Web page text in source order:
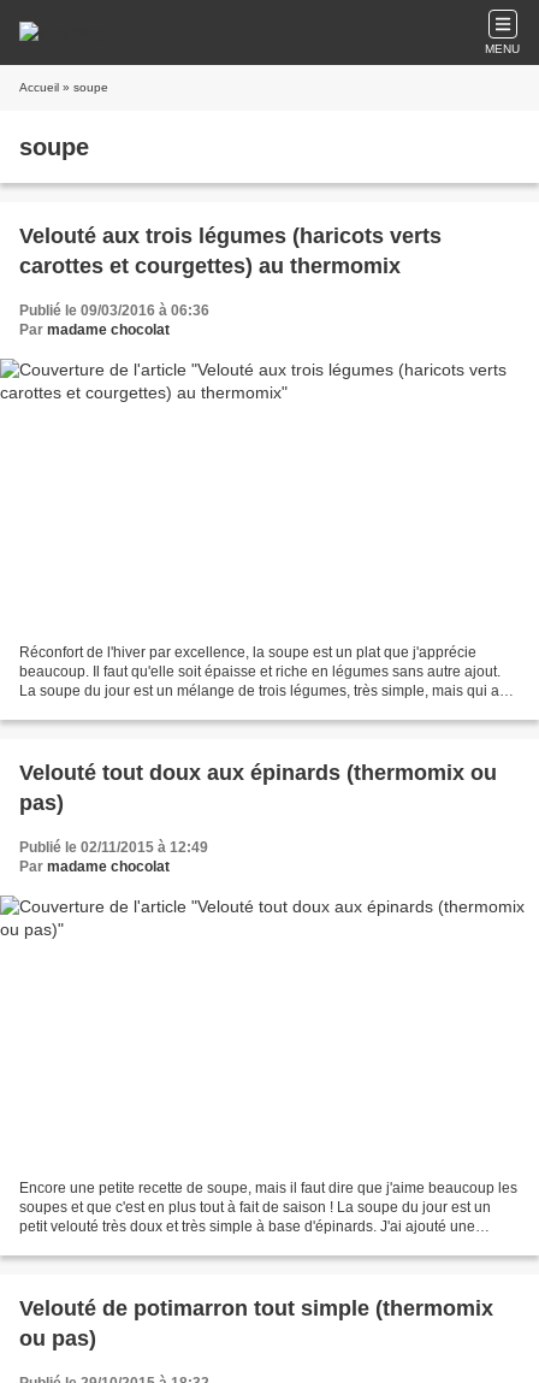
MENU
Accueil » soupe
soupe
Velouté aux trois légumes (haricots verts
carottes et courgettes) au thermomix
Publié le 09/03/2016 à 06:36
Par madame chocolat
Réconfort de l'hiver par excellence, la soupe est un plat que j'apprécie
beaucoup. Il faut qu'elle soit épaisse et riche en légumes sans autre ajout.
La soupe du jour est un mélange de trois légumes, très simple, mais qui a
Velouté tout doux aux épinards (thermomix ou
pas)
Publié le 02/11/2015 à 12:49
Par madame chocolat
Encore une petite recette de soupe, mais il faut dire que j'aime beaucoup les
soupes et que c'est en plus tout à fait de saison ! La soupe du jour est un
petit velouté très doux et très simple à base d'épinards. J'ai ajouté une
Velouté de potimarron tout simple (thermomix
ou pas)